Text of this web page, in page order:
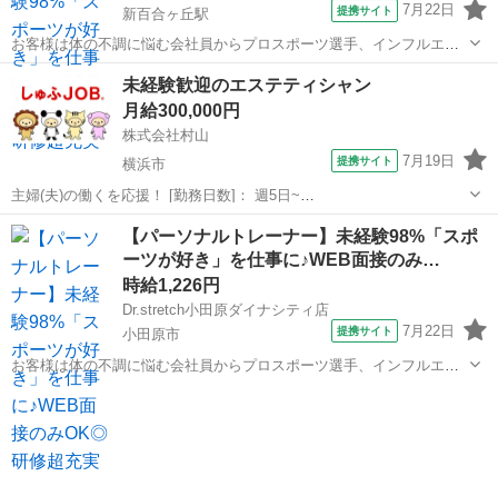
新百合ヶ丘駅
提携サイト 7月22日
お客様は体の不調に悩む会社員からプロスポーツ選手、インフルエン
サーなど様々！ ストレッチを通して肩こりや腰痛などの悩みを改善し
たり ボディメイクやコンディショニングを行います！ <お仕事の流れ
> ▼受付 ▼ヒアリングシート...
新百合ヶ丘駅
未経験歓迎のエステティシャン
月給300,000円
株式会社村山
横浜市
提携サイト 7月19日
主婦(夫)の働くを応援！ [勤務日数]： 週5日~
09:00~18:00/09:00~12:00/12:00~15:00/15:00~18:00 月/火/水/木/金/土
などから選べます [勤務地・最寄駅]： 神奈川県...
神奈川 エステ
【パーソナルトレーナー】未経験98%「スポ
ーツが好き」を仕事に♪WEB面接のみ…
時給1,226円
Dr.stretch小田原ダイナシティ店
小田原市
提携サイト 7月22日
お客様は体の不調に悩む会社員からプロスポーツ選手、インフルエン
サーなど様々！ ストレッチを通して肩こりや腰痛などの悩みを改善し
たり ボディメイクやコンディショニングを行います！ <お仕事の流れ
> ▼受付 ▼ヒアリングシート...
神奈川 小田原市